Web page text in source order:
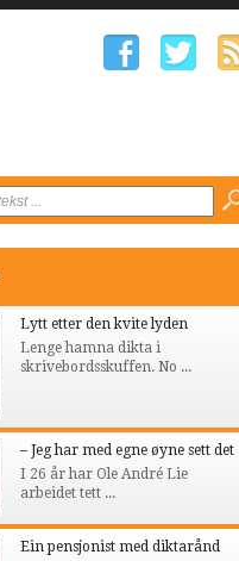
Lytt etter den kvite lyden
Lenge hamna dikta i
skrivebordsskuffen. No ...
– Jeg har med egne øyne sett det
I 26 år har Ole André Lie
arbeidet tett ...
Ein pensjonist med diktarånd